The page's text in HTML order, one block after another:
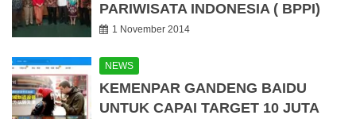
PARIWISATA INDONESIA ( BPPI)
1 November 2014
NEWS
KEMENPAR GANDENG BAIDU
UNTUK CAPAI TARGET 10 JUTA